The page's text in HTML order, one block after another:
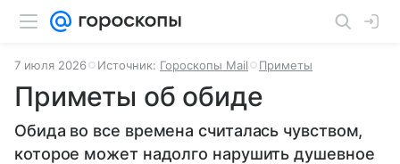
7 июля 2026 Источник: Гороскопы Mail Приметы
Приметы об обиде
Обида во все времена считалась чувством,
которое может надолго нарушить душевное